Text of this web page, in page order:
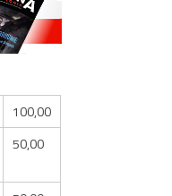
100,00
50,00